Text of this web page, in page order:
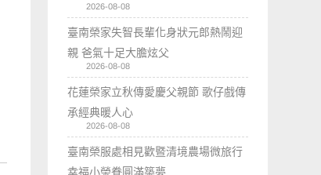
2026-08-08
臺南榮家失智長輩化身狀元郎熱鬧迎
親 爸氣十足大膽炫父
2026-08-08
花蓮榮家立秋傳愛慶父親節 歌仔戲傳
承經典暖人心
2026-08-08
臺南榮服處相見歡暨清境農場微旅行
幸福小榮眷圓滿築夢